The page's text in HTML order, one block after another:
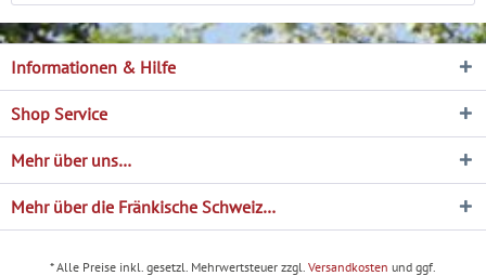
Informationen & Hilfe
Shop Service
Mehr über uns…
Mehr über die Fränkische Schweiz…
* Alle Preise inkl. gesetzl. Mehrwertsteuer zzgl. Versandkosten und ggf.